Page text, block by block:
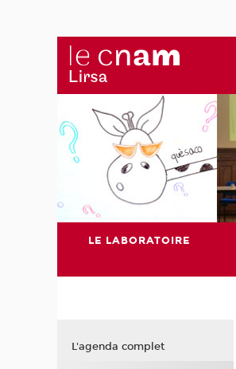
LE LABORATOIRE
L'agenda complet